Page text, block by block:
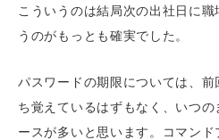
こういうのは結局次の出社日に
うのがもっとも確実でした。
パスワードの期限については、
ち覚えているはずもなく、いつ
ースが多いと思います。コマン